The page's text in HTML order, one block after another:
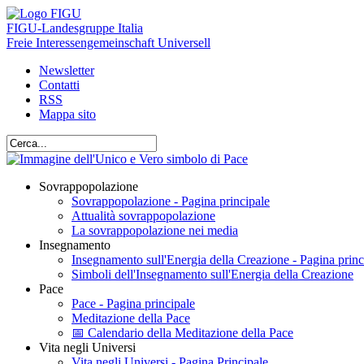
FIGU-Landesgruppe Italia
Freie Interessengemeinschaft Universell
Newsletter
Contatti
RSS
Mappa sito
Sovrappopolazione
Sovrappopolazione - Pagina principale
Attualità sovrappopolazione
La sovrappopolazione nei media
Insegnamento
Insegnamento sull'Energia della Creazione - Pagina
Simboli dell'Insegnamento sull'Energia della Creazione
Pace
Pace - Pagina principale
Meditazione della Pace
📅 Calendario della Meditazione della Pace
Vita negli Universi